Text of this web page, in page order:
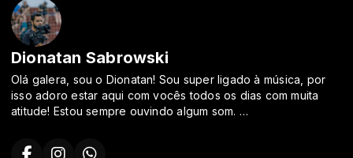
Dionatan Sabrowski
Olá galera, sou o Dionatan! Sou super ligado à música, por
isso adoro estar aqui com vocês todos os dias com muita
atitude! Estou sempre ouvindo algum som.
minha volta darem boas gargalhadas, ou pelo menos